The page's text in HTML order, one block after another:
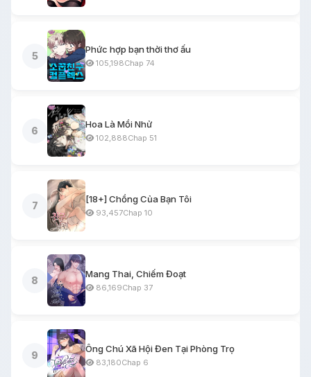
5
Phức hợp bạn thời thơ ấu
105,198Chap 74
6
Hoa Là Mồi Nhử
102,888Chap 51
7
[18+] Chồng Của Bạn Tôi
93,457Chap 10
8
Mang Thai, Chiếm Đoạt
86,169Chap 37
9
Ông Chú Xã Hội Đen Tại Phòng Trọ
83,180Chap 6